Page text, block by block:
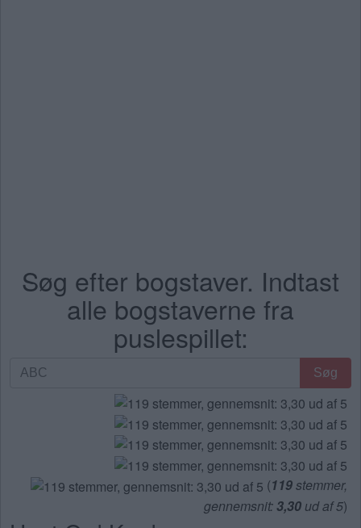
Søg efter bogstaver. Indtast
alle bogstaverne fra
puslespillet:
Søg
Søg
(119stemmer,
gennemsnit:3,30 ud af 5)